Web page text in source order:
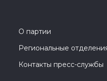
О партии
Региональные
Контакты пресс-службы